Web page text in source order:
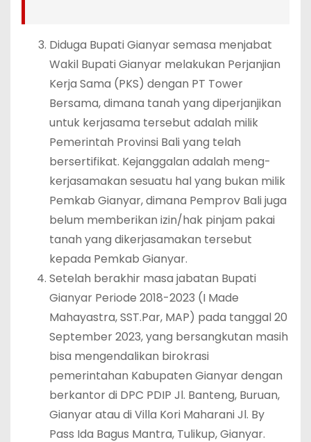
Diduga Bupati Gianyar semasa menjabat
Wakil Bupati Gianyar melakukan Perjanjian
Kerja Sama (PKS) dengan PT Tower
Bersama, dimana tanah yang diperjanjikan
untuk kerjasama tersebut adalah milik
Pemerintah Provinsi Bali yang telah
bersertifikat. Kejanggalan adalah meng-
kerjasamakan sesuatu hal yang bukan milik
Pemkab Gianyar, dimana Pemprov Bali juga
belum memberikan izin/hak pinjam pakai
tanah yang dikerjasamakan tersebut
kepada Pemkab Gianyar.
Setelah berakhir masa jabatan Bupati
Gianyar Periode 2018-2023 (I Made
Mahayastra, SST.Par, MAP) pada tanggal 20
September 2023, yang bersangkutan masih
bisa mengendalikan birokrasi
pemerintahan Kabupaten Gianyar dengan
berkantor di DPC PDIP Jl. Banteng, Buruan,
Gianyar atau di Villa Kori Maharani Jl. By
Pass Ida Bagus Mantra, Tulikup, Gianyar.